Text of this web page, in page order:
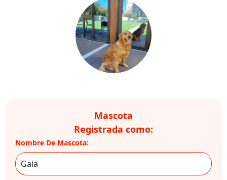
Mascota
Registrada como:
Nombre De Mascota: